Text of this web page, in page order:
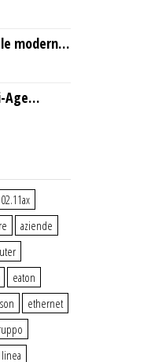
moderna
Age
aziende
eaton
ethernet
linea